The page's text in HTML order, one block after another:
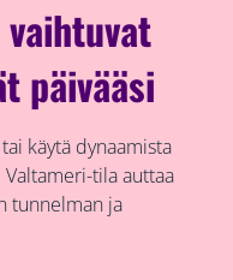
päivääsi
käytä dynaamista
tila auttaa
tunnelman ja